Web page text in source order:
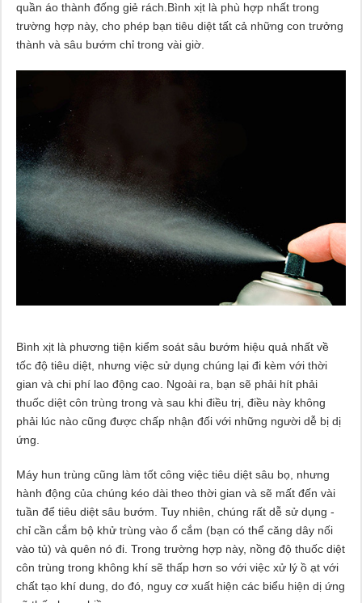
quần áo thành đống giẻ rách.Bình xịt là phù hợp nhất trong
trường hợp này, cho phép bạn tiêu diệt tất cả những con trưởng
thành và sâu bướm chỉ trong vài giờ.
Bình xịt là phương tiện kiểm soát sâu bướm hiệu quả nhất về
tốc độ tiêu diệt, nhưng việc sử dụng chúng lại đi kèm với thời
gian và chi phí lao động cao. Ngoài ra, bạn sẽ phải hít phải
thuốc diệt côn trùng trong và sau khi điều trị, điều này không
phải lúc nào cũng được chấp nhận đối với những người dễ bị dị
ứng.
Máy hun trùng cũng làm tốt công việc tiêu diệt sâu bọ, nhưng
hành động của chúng kéo dài theo thời gian và sẽ mất đến vài
tuần để tiêu diệt sâu bướm. Tuy nhiên, chúng rất dễ sử dụng -
chỉ cần cắm bộ khử trùng vào ổ cắm (bạn có thể căng dây nối
vào tủ) và quên nó đi. Trong trường hợp này, nồng độ thuốc diệt
côn trùng trong không khí sẽ thấp hơn so với việc xử lý ồ ạt với
chất tạo khí dung, do đó, nguy cơ xuất hiện các biểu hiện dị ứng